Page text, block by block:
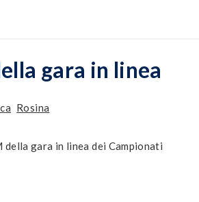
gara in linea
Rosina
gara in linea dei Campionati